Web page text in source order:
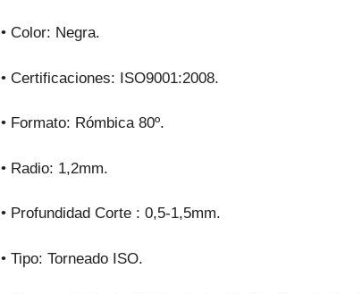
• Color: Negra.
• Certificaciones: ISO9001:2008.
• Formato: Rómbica 80º.
• Radio: 1,2mm.
• Profundidad Corte : 0,5-1,5mm.
• Tipo: Torneado ISO.